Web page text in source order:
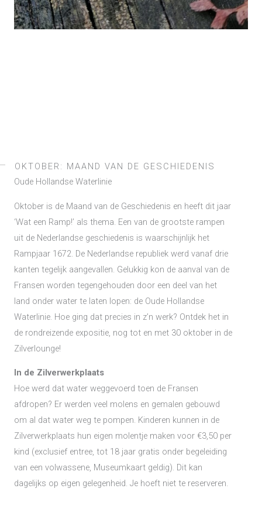
OKTOBER: MAAND VAN DE GESCHIEDENIS
Oude Hollandse Waterlinie
Oktober is de Maand van de Geschiedenis en heeft dit jaar
‘Wat een Ramp!’ als thema. Een van de grootste rampen
uit de Nederlandse geschiedenis is waarschijnlijk het
Rampjaar 1672. De Nederlandse republiek werd vanaf drie
kanten tegelijk aangevallen. Gelukkig kon de aanval van de
Fransen worden tegengehouden door een deel van het
land onder water te laten lopen: de Oude Hollandse
Waterlinie. Hoe ging dat precies in z’n werk? Ontdek het in
de rondreizende expositie, nog tot en met 30 oktober in de
Zilverlounge!
In de Zilverwerkplaats
Hoe werd dat water weggevoerd toen de Fransen
afdropen? Er werden veel molens en gemalen gebouwd
om al dat water weg te pompen. Kinderen kunnen in de
Zilverwerkplaats hun eigen molentje maken voor €3,50 per
kind (exclusief entree, tot 18 jaar gratis onder begeleiding
van een volwassene, Museumkaart geldig). Dit kan
dagelijks op eigen gelegenheid. Je hoeft niet te reserveren.